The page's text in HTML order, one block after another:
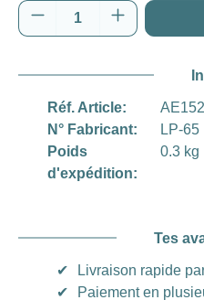
Quantité de produit
Réf. Article:
N° Fabricant:
LP-65
Poids
d'expédition:
0.3 kg
Tes
✔
Livraison rapide
✔
Paiement en